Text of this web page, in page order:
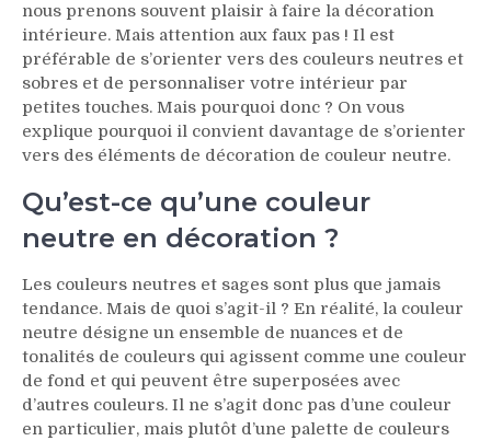
nous prenons souvent plaisir à faire la décoration
intérieure. Mais attention aux faux pas ! Il est
préférable de s’orienter vers des couleurs neutres et
sobres et de personnaliser votre intérieur par
petites touches. Mais pourquoi donc ? On vous
explique pourquoi il convient davantage de s’orienter
vers des éléments de décoration de couleur neutre.
Qu’est-ce qu’une couleur
neutre en décoration ?
Les couleurs neutres et sages sont plus que jamais
tendance. Mais de quoi s’agit-il ? En réalité, la couleur
neutre désigne un ensemble de nuances et de
tonalités de couleurs qui agissent comme une couleur
de fond et qui peuvent être superposées avec
d’autres couleurs. Il ne s’agit donc pas d’une couleur
en particulier, mais plutôt d’une palette de couleurs